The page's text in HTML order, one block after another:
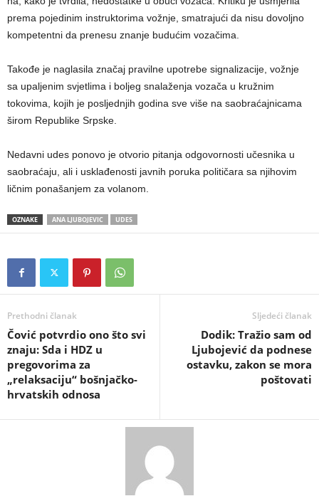
prema pojedinim instruktorima vožnje, smatrajući da nisu dovoljno
kompetentni da prenesu znanje budućim vozačima.
Takođe je naglasila značaj pravilne upotrebe signalizacije, vožnje
sa upaljenim svjetlima i boljeg snalaženja vozača u kružnim
tokovima, kojih je posljednjih godina sve više na saobraćajnicama
širom Republike Srpske.
Nedavni udes ponovo je otvorio pitanja odgovornosti učesnika u
saobraćaju, ali i usklađenosti javnih poruka političara sa njihovim
ličnim ponašanjem za volanom.
OZNAKE ANA LJUBOJEVIC UDES
Prethodni članak
​Čović potvrdio ono što svi
znaju: Sda i HDZ u
pregovorima za
„relaksaciju“ bošnjačko-
hrvatskih odnosa
Sljedeći članak
Dodik: Tražio sam od
Ljubojević da podnese
ostavku, zakon se mora
poštovati